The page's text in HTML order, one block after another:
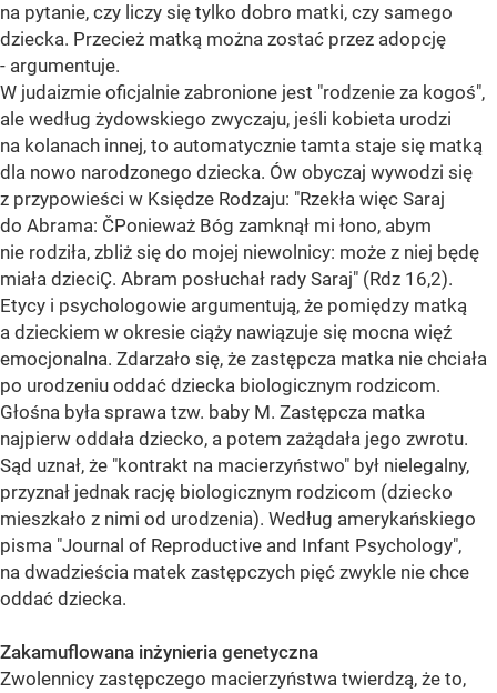
na pytanie, czy liczy się tylko dobro matki, czy samego
dziecka. Przecież matką można zostać przez adopcję
- argumentuje.
W judaizmie oficjalnie zabronione jest "rodzenie za kogoś",
ale według żydowskiego zwyczaju, jeśli kobieta urodzi
na kolanach innej, to automatycznie tamta staje się matką
dla nowo narodzonego dziecka. Ów obyczaj wywodzi się
z przypowieści w Księdze Rodzaju: "Rzekła więc Saraj
do Abrama: ČPonieważ Bóg zamknął mi łono, abym
nie rodziła, zbliż się do mojej niewolnicy: może z niej będę
miała dzieciÇ. Abram posłuchał rady Saraj" (Rdz 16,2).
Etycy i psychologowie argumentują, że pomiędzy matką
a dzieckiem w okresie ciąży nawiązuje się mocna więź
emocjonalna. Zdarzało się, że zastępcza matka nie chciała
po urodzeniu oddać dziecka biologicznym rodzicom.
Głośna była sprawa tzw. baby M. Zastępcza matka
najpierw oddała dziecko, a potem zażądała jego zwrotu.
Sąd uznał, że "kontrakt na macierzyństwo" był nielegalny,
przyznał jednak rację biologicznym rodzicom (dziecko
mieszkało z nimi od urodzenia). Według amerykańskiego
pisma "Journal of Reproductive and Infant Psychology",
na dwadzieścia matek zastępczych pięć zwykle nie chce
oddać dziecka.
Zakamuflowana inżynieria genetyczna
Zwolennicy zastępczego macierzyństwa twierdzą, że to,